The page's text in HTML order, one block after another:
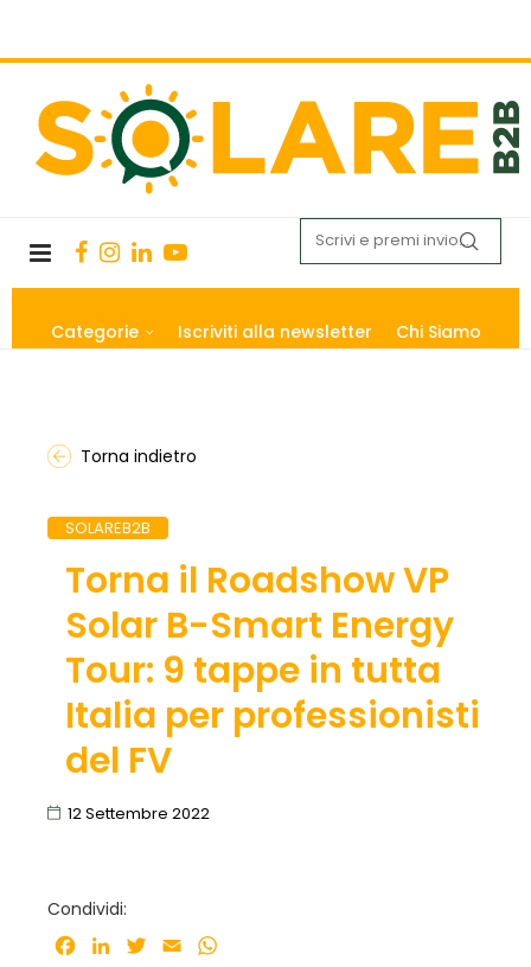
Categorie Iscriviti alla newsletter Chi Siamo
Torna indietro
SOLAREB2B
Torna il Roadshow VP
Solar B-Smart Energy
Tour: 9 tappe in tutta
Italia per professionisti
del FV
12 Settembre 2022
Condividi:
Facebook
LinkedInTwitter
Email